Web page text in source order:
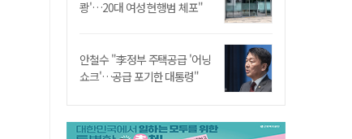
쾅'…20대 여성 현행범 체포"
안철수 "李정부 주택공급 '어닝
쇼크'…공급 포기한 대통령"